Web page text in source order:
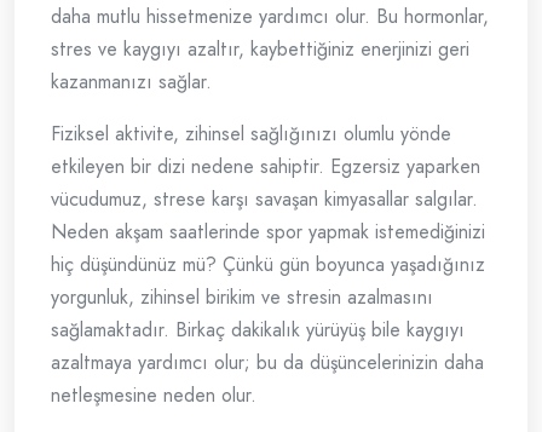
daha mutlu hissetmenize yardımcı olur. Bu hormonlar,
stres ve kaygıyı azaltır, kaybettiğiniz enerjinizi geri
kazanmanızı sağlar.
Fiziksel aktivite, zihinsel sağlığınızı olumlu yönde
etkileyen bir dizi nedene sahiptir. Egzersiz yaparken
vücudumuz, strese karşı savaşan kimyasallar salgılar.
Neden akşam saatlerinde spor yapmak istemediğinizi
hiç düşündünüz mü? Çünkü gün boyunca yaşadığınız
yorgunluk, zihinsel birikim ve stresin azalmasını
sağlamaktadır. Birkaç dakikalık yürüyüş bile kaygıyı
azaltmaya yardımcı olur; bu da düşüncelerinizin daha
netleşmesine neden olur.